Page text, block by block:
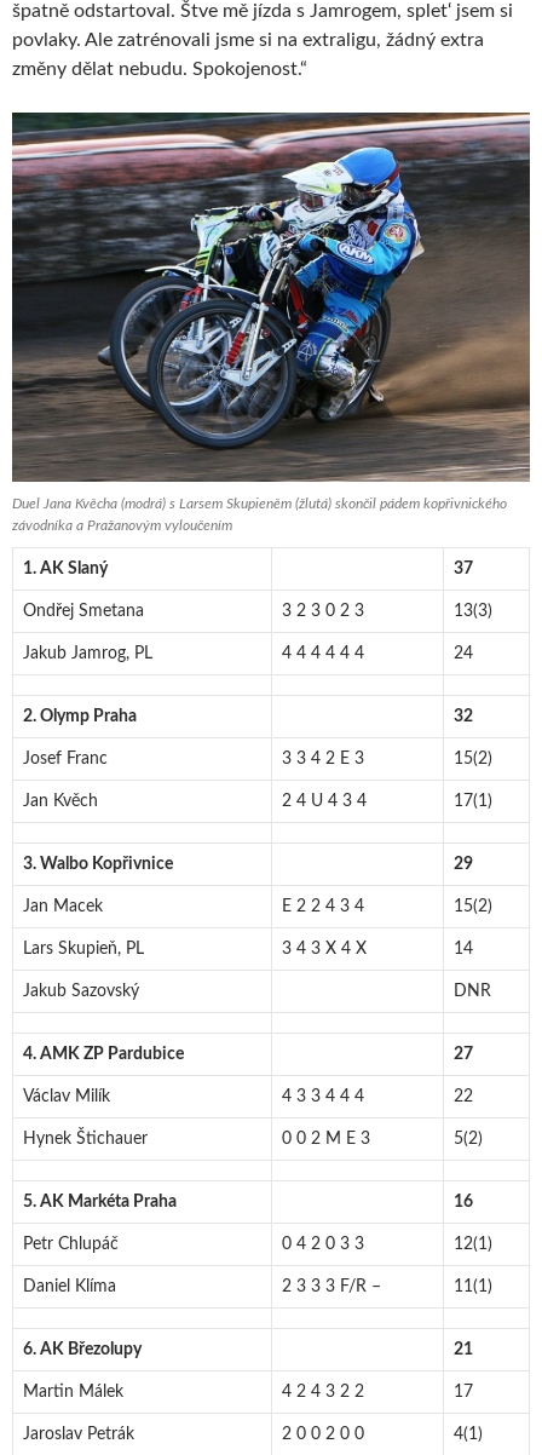
špatně odstartoval. Štve mě jízda s Jamrogem, splet‘ jsem si
povlaky. Ale zatrénovali jsme si na extraligu, žádný extra
změny dělat nebudu. Spokojenost.“
Duel Jana Kvěcha (modrá) s Larsem Skupieněm (žlutá) skončil pádem kopřivnického
závodníka a Pražanovým vyloučením
1. AK Slaný 37
Ondřej Smetana 3 2 3 0 2 3 13(3)
Jakub Jamrog, PL 4 4 4 4 4 4 24
2. Olymp Praha 32
Josef Franc 3 3 4 2 E 3 15(2)
Jan Kvěch 2 4 U 4 3 4 17(1)
3. Walbo Kopřivnice 29
Jan Macek E 2 2 4 3 4 15(2)
Lars Skupieň, PL 3 4 3 X 4 X 14
Jakub Sazovský DNR
4. AMK ZP Pardubice 27
Václav Milík 4 3 3 4 4 4 22
Hynek Štichauer 0 0 2 M E 3 5(2)
5. AK Markéta Praha 16
Petr Chlupáč 0 4 2 0 3 3 12(1)
Daniel Klíma 2 3 3 3 F/R – 11(1)
6. AK Březolupy 21
Martin Málek 4 2 4 3 2 2 17
Jaroslav Petrák 2 0 0 2 0 0 4(1)